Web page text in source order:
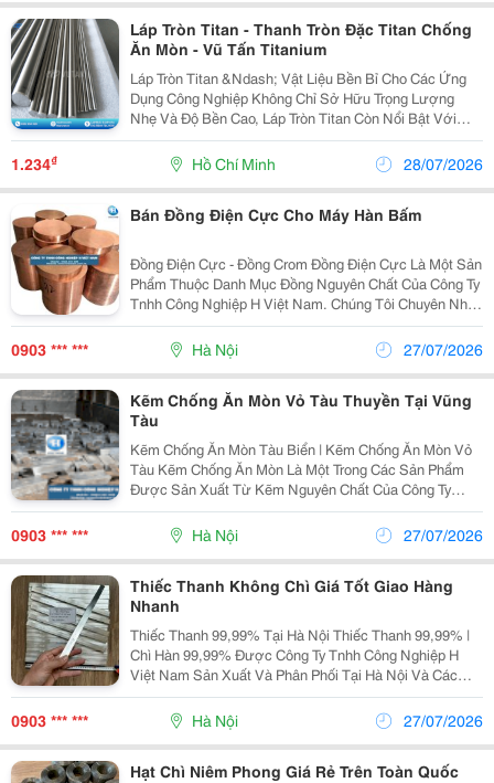
Láp Tròn Titan - Thanh Tròn Đặc Titan Chống
Ăn Mòn - Vũ Tấn Titanium
Láp Tròn Titan &Ndash; Vật Liệu Bền Bỉ Cho Các Ứng
Dụng Công Nghiệp Không Chỉ Sở Hữu Trọng Lượng
Nhẹ Và Độ Bền Cao, Láp Tròn Titan Còn Nổi Bật Với
Khả Năng Chống Ăn Mòn Tốt, Phù Hợp Với Nhiều Môi
Trường Làm Việc Khắc Nghiệt. Láp Tròn Titan Được...
1.234₫ Hồ Chí Minh 28/07/2026
Bán Đồng Điện Cực Cho Máy Hàn Bấm
Đồng Điện Cực - Đồng Crom Đồng Điện Cực Là Một Sản
Phẩm Thuộc Danh Mục Đồng Nguyên Chất Của Công Ty
Tnhh Công Nghiệp H Việt Nam. Chúng Tôi Chuyên Nhập
Khẩu Và Bán Các Loại Đồng Điện Cực Chất Lượng Cao
( Đồng Điện Cực Crom (Cu-Cr) Và Đồng Điện Cực...
0903 *** *** Hà Nội 27/07/2026
Kẽm Chống Ăn Mòn Vỏ Tàu Thuyền Tại Vũng
Tàu
Kẽm Chống Ăn Mòn Tàu Biển | Kẽm Chống Ăn Mòn Vỏ
Tàu Kẽm Chống Ăn Mòn Là Một Trong Các Sản Phẩm
Được Sản Xuất Từ Kẽm Nguyên Chất Của Công Ty
Tnhh Công Nghiệp H Việt Nam. Công Ty Chúng Tôi Là
Nhà Sản Xuất Kẽm Chống Ăn Mòn Chuyên Nghiệp, Uy
Tín Với...
0903 *** *** Hà Nội 27/07/2026
Thiếc Thanh Không Chì Giá Tốt Giao Hàng
Nhanh
Thiếc Thanh 99,99% Tại Hà Nội Thiếc Thanh 99,99% |
Chì Hàn 99,99% Được Công Ty Tnhh Công Nghiệp H
Việt Nam Sản Xuất Và Phân Phối Tại Hà Nội Và Các
Tỉnh Thành Trên Toàn Quốc. Sản Phẩm Đạt Chất Lượng
Cao, Uy Tín. 1. Ứng Dụng Của Thiếc Thanh 99,99%:...
0903 *** *** Hà Nội 27/07/2026
Hạt Chì Niêm Phong Giá Rẻ Trên Toàn Quốc